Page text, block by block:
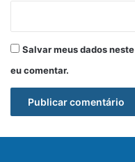
Salvar meus dados
eu comentar.